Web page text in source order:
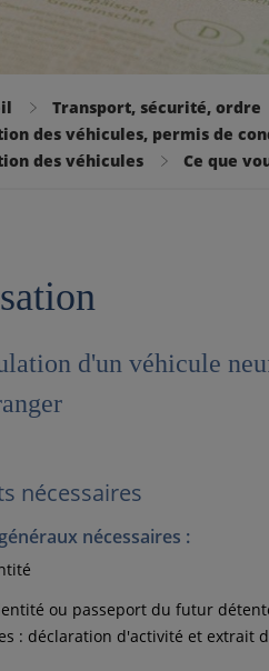
Transport, sécurité, ordre
des véhicules, permis de
des véhicules
Ce que
d'un véhicule
nécessaires
nécessaires :
ou passeport du futur
: déclaration d'activité et extrait